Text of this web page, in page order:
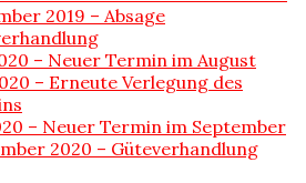
2019 – Absage
– Neuer Termin im August
– Erneute Verlegung des
– Neuer Termin im September
2020 – Güteverhandlung